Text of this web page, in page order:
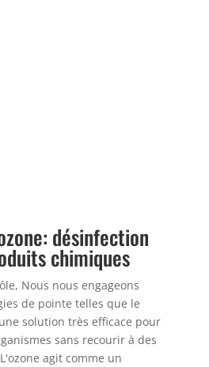
désinfection
chimiques
Nous nous engageons
de pointe telles que le
solution très efficace pour
sans recourir à des
agit comme un